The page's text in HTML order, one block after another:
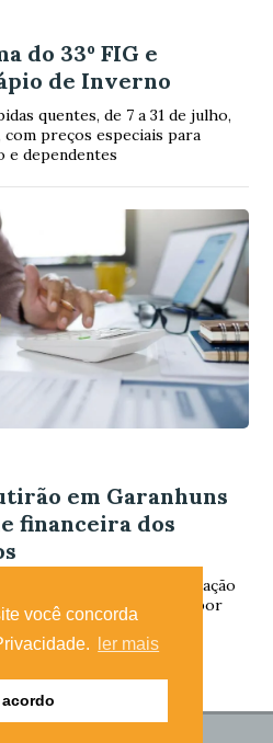
você concorda
ler mais
do 33º FIG e
de Inverno
quentes, de 7 a 31 de julho,
preços especiais para
e dependentes
em Garanhuns
financeira dos
empréstimos e a renegociação
dificuldades enfrentadas por